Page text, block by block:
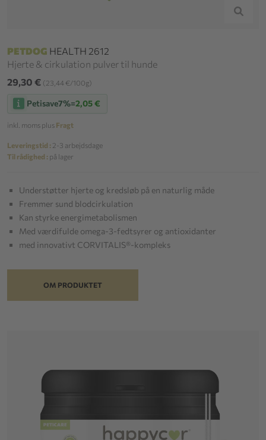
PETDOG HEALTH 2612
Hjerte & cirkulation pulver til hunde
29,30 € (23,44 €/100g)
Petisave7%=2,05 €
inkl. moms plus Fragt
Leveringstid : 2-3 arbejdsdage
Til rådighed : på lager
Understøtter hjerte og kredsløb på en naturlig måde
Fremmer sund blodcirkulation
Kan styrke energimetabolismen
Med værdifulde omega-3-fedtsyrer og antioxidanter
med innovativt CORVITALIS®-kompleks
OM PRODUKTET